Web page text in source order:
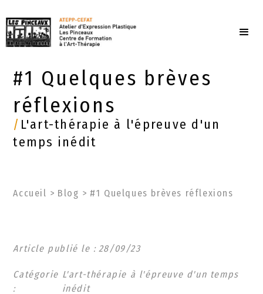
#1 Quelques brèves
réflexions
/ L'art-thérapie à l'épreuve d'un
temps inédit
Accueil > Blog > #1 Quelques brèves réflexions
Article publié le : 28/09/23
Catégorie
:
L'art-thérapie à l'épreuve d'un temps
inédit